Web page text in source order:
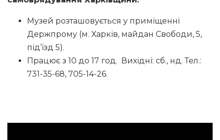
Музей розташовується у приміщенні
Держпрому (м. Харків, майдан Свободи, 5,
під’їзд 5).
Працює з 10 до 17 год. Вихідні: сб., нд. Тел.:
731-35-68, 705-14-26.